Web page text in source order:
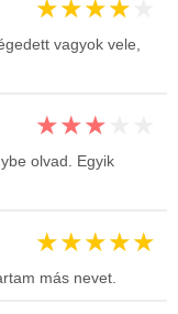
★★★★
vagyok vele,
★★★
olvad. Egyik
★★★★★
más nevet.